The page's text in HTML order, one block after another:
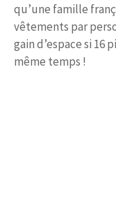
qu’une famille
vêtements par
gain d’espace si 16
même temps !